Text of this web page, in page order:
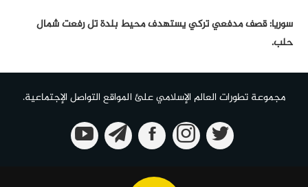
سوريا: قصف مدفعي تركي يستهدف محيط بلدة تل رفعت شمال
حلب.
مجموعة تطورات العالم الإسلامي علئ المواقع التواصل الإجتماعية.